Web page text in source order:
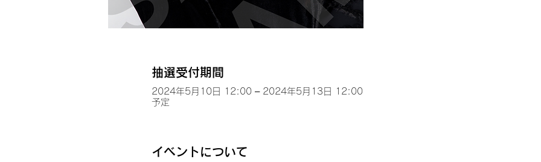
抽選受付期間
2024年5月10日 12:00 – 2024年5月13日 12:00
予定
イベントについて